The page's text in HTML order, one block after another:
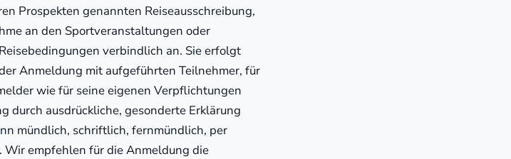
Prospekten genannten Reiseausschreibung,
an den Sportveranstaltungen oder
verbindlich an. Sie erfolgt
Anmeldung mit aufgeführten Teilnehmer, für
wie für seine eigenen Verpflichtungen
durch ausdrückliche, gesonderte Erklärung
mündlich, schriftlich, fernmündlich, per
empfehlen für die Anmeldung die